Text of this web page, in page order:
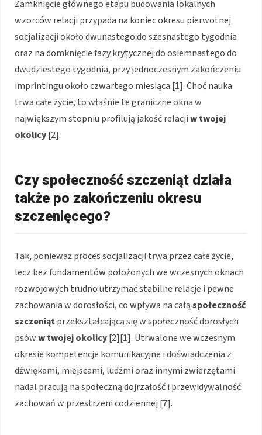
Zamknięcie głównego etapu budowania lokalnych
wzorców relacji przypada na koniec okresu pierwotnej
socjalizacji około dwunastego do szesnastego tygodnia
oraz na domknięcie fazy krytycznej do osiemnastego do
dwudziestego tygodnia, przy jednoczesnym zakończeniu
imprintingu około czwartego miesiąca [1]. Choć nauka
trwa całe życie, to właśnie te graniczne okna w
największym stopniu profilują jakość relacjiw twojej
okolicy[2].
Czy społeczność szczeniąt działa
także po zakończeniu okresu
szczenięcego?
Tak, ponieważ proces socjalizacji trwa przez całe życie,
lecz bez fundamentów położonych we wczesnych oknach
rozwojowych trudno utrzymać stabilne relacje i pewne
zachowania w dorosłości, co wpływa na całąspołeczność
szczeniątprzekształcającą się w społeczność dorosłych
psóww twojej okolicy[2][1]. Utrwalone we wczesnym
okresie kompetencje komunikacyjne i doświadczenia z
dźwiękami, miejscami, ludźmi oraz innymi zwierzętami
nadal pracują na społeczną dojrzałość i przewidywalność
zachowań w przestrzeni codziennej [7].